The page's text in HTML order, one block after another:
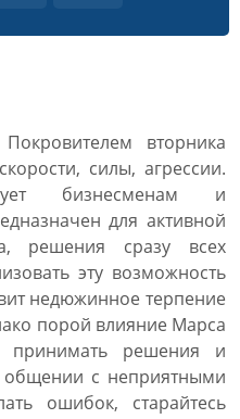
вторника
силы, агрессии.
бизнесменам и
для активной
решения сразу всех
эту возможность
недюжинное терпение
порой влияние Марса
принимать решения и
общении с неприятными
ошибок, старайтесь